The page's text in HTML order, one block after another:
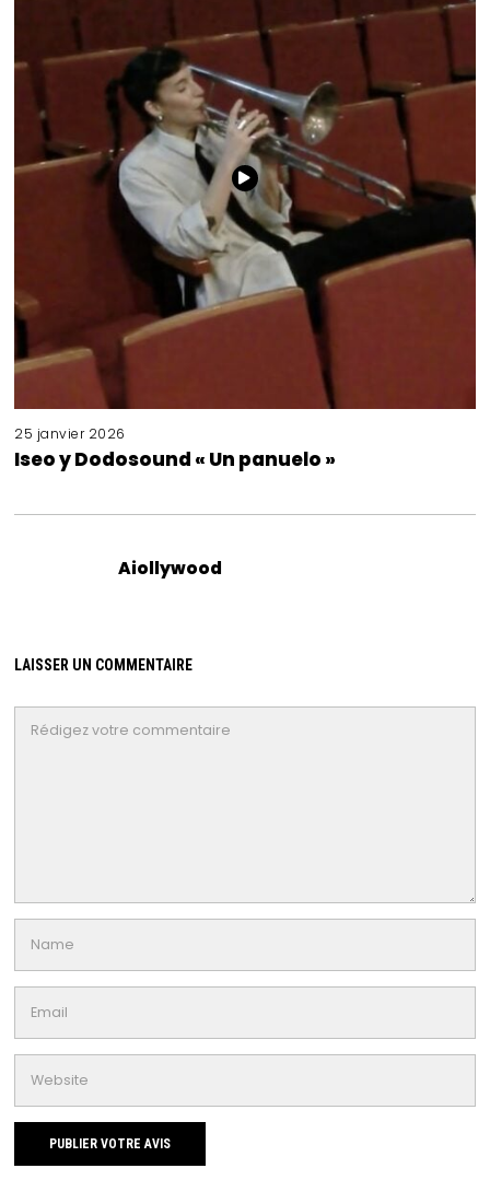
25 janvier 2026
Iseo y Dodosound « Un panuelo »
Aiollywood
LAISSER UN COMMENTAIRE